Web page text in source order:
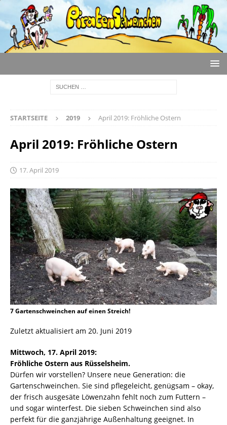
STARTSEITE 2019 April 2019: Fröhliche Ostern
April 2019: Fröhliche Ostern
17. April 2019
7 Gartenschweinchen auf einen Streich!
Zuletzt aktualisiert am 20. Juni 2019
Mittwoch, 17. April 2019:
Fröhliche Ostern aus Rüsselsheim.
Dürfen wir vorstellen? Unsere neue Generation: die
Gartenschweinchen. Sie sind pflegeleicht, genügsam – okay,
der frisch ausgesäte Löwenzahn fehlt noch zum Futtern –
und sogar winterfest. Die sieben Schweinchen sind also
perfekt für die ganzjährige Außenhaltung geeignet. In